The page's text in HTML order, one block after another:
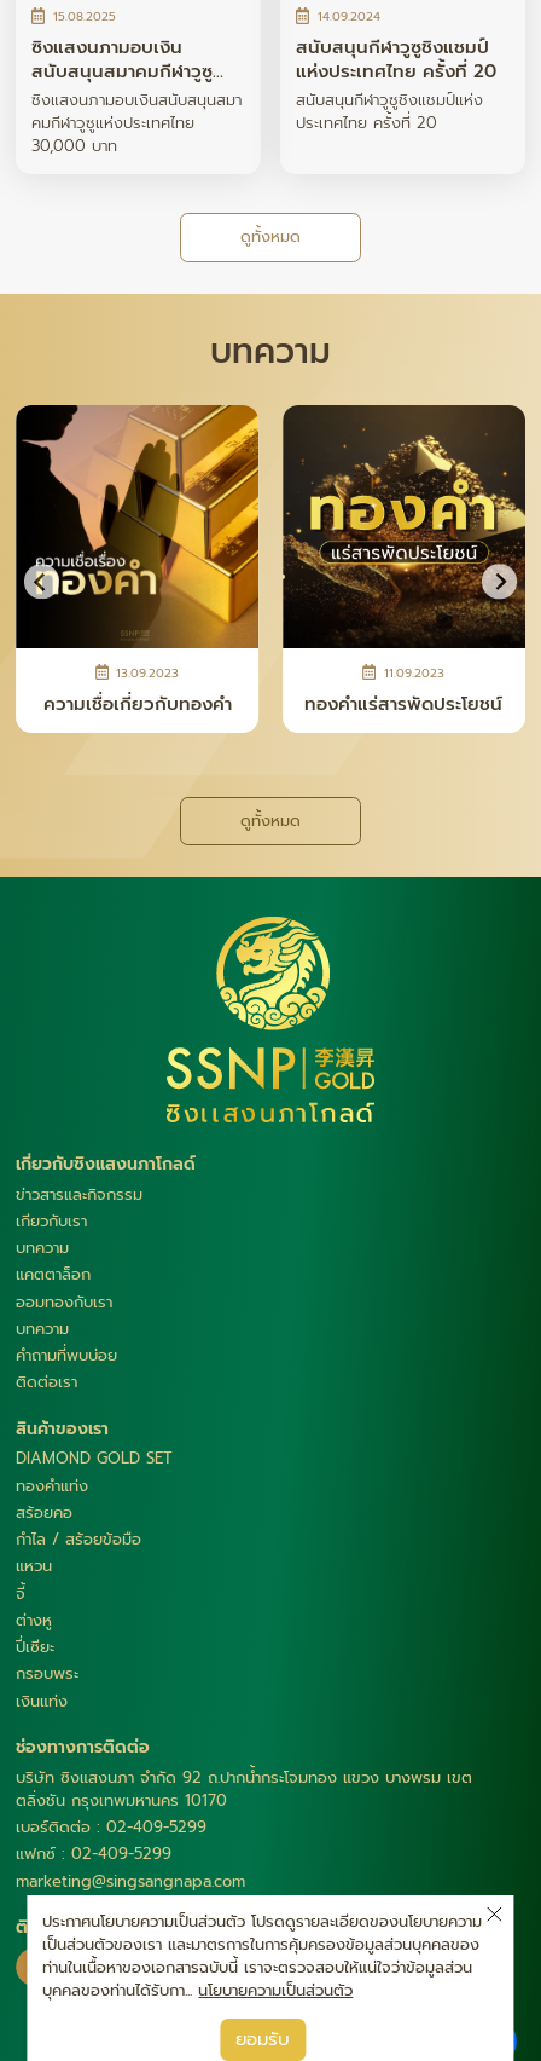
15.08.2025
ซิงแสงนภามอบเงิน
สนับสนุนสมาคมกีฬาวูซู
แห่งประเทศไทย 30,000
บาท
ซิงแสงนภามอบเงินสนับสนุนสมา
คมกีฬาวูซูแห่งประเทศไทย
30,000 บาท
14.09.2024
สนับสนุนกีฬาวูซูชิงแชมป์
แห่งประเทศไทย ครั้งที่ 20
สนับสนุนกีฬาวูซูชิงแชมป์แห่ง
ประเทศไทย ครั้งที่ 20
ดูทั้งหมด
บทความ
13.09.2023
ความเชื่อเกี่ยวกับทองคำ
11.09.2023
ทองคำแร่สารพัดประโยชน์
ดูทั้งหมด
เกี่ยวกับซิงแสงนภาโกลด์
ข่าวสารและกิจกรรม
เกียวกับเรา
บทความ
แคตตาล็อก
ออมทองกับเรา
บทความ
คำถามที่พบบ่อย
ติดต่อเรา
สินค้าของเรา
DIAMOND GOLD SET
ทองคำแท่ง
สร้อยคอ
กำไล / สร้อยข้อมือ
แหวน
จี้
ต่างหู
ปี่เซียะ
กรอบพระ
เงินแท่ง
ช่องทางการติดต่อ
บริษัท ซิงแสงนภา จำกัด 92 ถ.ปากน้ำกระโจมทอง แขวง บางพรม เขต
ตลิ่งชัน กรุงเทพมหานคร 10170
เบอร์ติดต่อ : 02-409-5299
แฟกซ์ : 02-409-5299
marketing@singsangnapa.com
ติดตามเรา
|
ประกาศนโยบายความเป็นส่วนตัว โปรดดูรายละเอียดของนโยบายความ
เป็นส่วนตัวของเรา และมาตรการในการคุ้มครองข้อมูลส่วนบุคคลของ
ท่านในเนื้อหาของเอกสารฉบับนี้ เราจะตรวจสอบให้แน่ใจว่าข้อมูลส่วน
บุคคลของท่านได้รับกา... นโยบายความเป็นส่วนตัว
ยอมรับ